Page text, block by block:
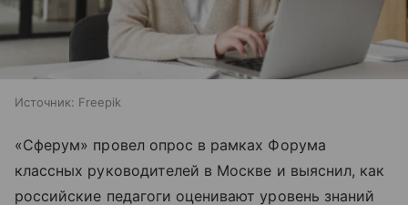
Источник: Freepik
«Сферум» провел опрос в рамках Форума
классных руководителей в Москве и выяснил, как
российские педагоги оценивают уровень знаний